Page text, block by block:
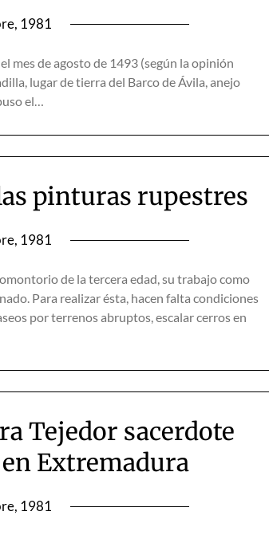
1981
mes de agosto de 1493 (según la opinión
lugar de tierra del Barco de Ávila, anejo
el…
pinturas rupestres
1981
de la tercera edad, su trabajo como
Para realizar ésta, hacen falta condiciones
por terrenos abruptos, escalar cerros en
Tejedor sacerdote
Extremadura
1981